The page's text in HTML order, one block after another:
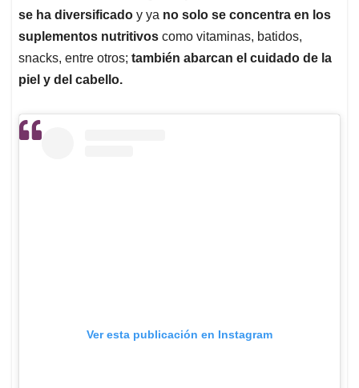
se ha diversificado y ya no solo se concentra en los
suplementos nutritivos como vitaminas, batidos,
snacks, entre otros; también abarcan el cuidado de la
piel y del cabello.
Ver esta publicación en Instagram